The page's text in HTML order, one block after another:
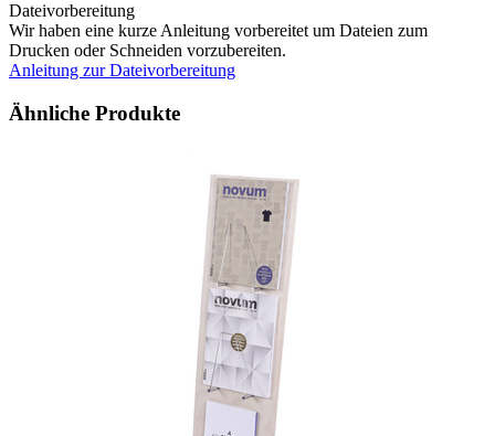
Dateivorbereitung
Wir haben eine kurze Anleitung vorbereitet um Dateien zum
Drucken oder Schneiden vorzubereiten.
Anleitung zur Dateivorbereitung
Ähnliche Produkte